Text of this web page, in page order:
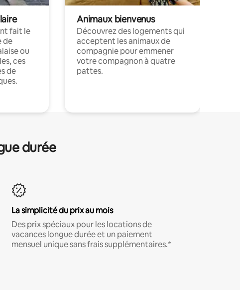
fait le
de
ou
ces
de
Animaux bienvenus
Découvrez des logements qui
acceptent les animaux de
compagnie pour emmener
votre compagnon à quatre
pattes.
durée
La simplicité du prix au mois
Des prix spéciaux pour les locations de
vacances longue durée et un paiement
mensuel unique sans frais supplémentaires.*